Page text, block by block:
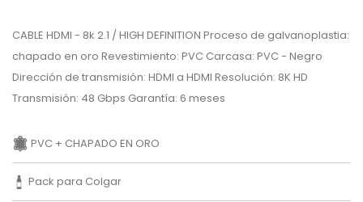
CABLE HDMI - 8k 2.1 / HIGH DEFINITION Proceso de galvanoplastia:
chapado en oro Revestimiento: PVC Carcasa: PVC - Negro
Dirección de transmisión: HDMI a HDMI Resolución: 8K HD
Transmisión: 48 Gbps Garantía: 6 meses
PVC + CHAPADO EN ORO
Pack para Colgar